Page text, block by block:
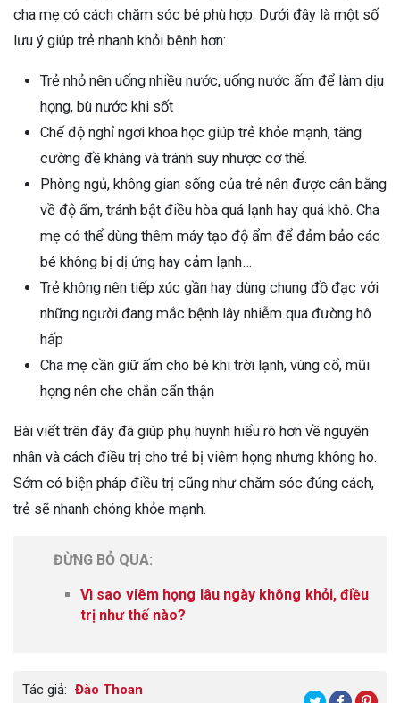
cha mẹ có cách chăm sóc bé phù hợp. Dưới đây là một số
lưu ý giúp trẻ nhanh khỏi bệnh hơn:
Trẻ nhỏ nên uống nhiều nước, uống nước ấm để làm dịu
họng, bù nước khi sốt
Chế độ nghỉ ngơi khoa học giúp trẻ khỏe mạnh, tăng
cường đề kháng và tránh suy nhược cơ thể.
Phòng ngủ, không gian sống của trẻ nên được cân bằng
về độ ẩm, tránh bật điều hòa quá lạnh hay quá khô. Cha
mẹ có thể dùng thêm máy tạo độ ẩm để đảm bảo các
bé không bị dị ứng hay cảm lạnh…
Trẻ không nên tiếp xúc gần hay dùng chung đồ đạc với
những người đang mắc bệnh lây nhiễm qua đường hô
hấp
Cha mẹ cần giữ ấm cho bé khi trời lạnh, vùng cổ, mũi
họng nên che chắn cẩn thận
Bài viết trên đây đã giúp phụ huynh hiểu rõ hơn về nguyên
nhân và cách điều trị cho trẻ bị viêm họng nhưng không ho.
Sớm có biện pháp điều trị cũng như chăm sóc đúng cách,
trẻ sẽ nhanh chóng khỏe mạnh.
ĐỪNG BỎ QUA:
Vì sao viêm họng lâu ngày không khỏi, điều
trị như thế nào?
Tác giả: Đào Thoan